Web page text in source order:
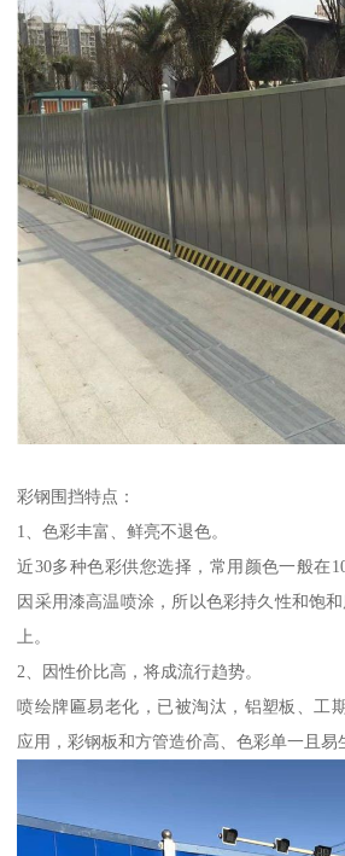
彩钢围挡特点：
1、色彩丰富、鲜亮不退色。
近30多种色彩供您选择，常用颜色一般在
因采用漆高温喷涂，所以色彩持久性和饱
上。
2、因性价比高，将成流行趋势。
喷绘牌匾易老化，已被淘汰，铝塑板、工
应用，彩钢板和方管造价高、色彩单一且易